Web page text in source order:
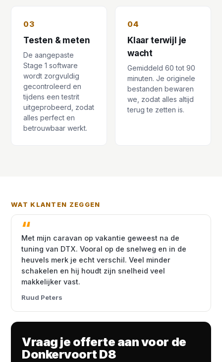
03
Testen & meten
De aangepaste
Stage 1 software
wordt zorgvuldig
gecontroleerd en
tijdens een testrit
uitgeprobeerd, zodat
alles perfect en
betrouwbaar werkt.
04
Klaar terwijl je
wacht
Gemiddeld 60 tot 90
minuten. Je originele
bestanden bewaren
we, zodat alles altijd
terug te zetten is.
WAT KLANTEN ZEGGEN
Met mijn caravan op vakantie geweest na de
tuning van DTX. Vooral op de snelweg en in de
heuvels merk je echt verschil. Veel minder
schakelen en hij houdt zijn snelheid veel
makkelijker vast.
Ruud Peters
Vraag je offerte aan voor de
Donkervoort D8